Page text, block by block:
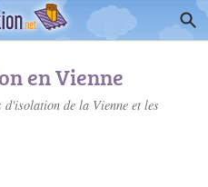
en Vienne
d'isolation de la Vienne et les